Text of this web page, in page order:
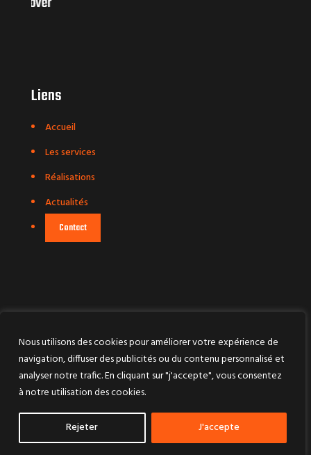
Nous utilisons des cookies pour améliorer votre expérience de
navigation, diffuser des publicités ou du contenu personnalisé et
analyser notre trafic. En cliquant sur "j'accepte", vous consentez
à notre utilisation des cookies.
Rejeter J'accepte
Liens
Accueil
Les services
Réalisations
Actualités
Contact
MENTIONS LÉGALES ET POLITIQUE DE
CONFIDENTIALITÉ
CONNEXION
RÉALISÉ PAR L’AGENCE
DIGIIBUZ🐝